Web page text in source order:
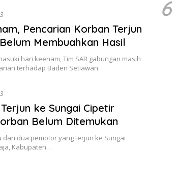
Pencarian Korban Terjun
Membuahkan Hasil
hari keenam, Tim SAR gabungan masih
terhadap Baden Setiawan…
ke Sungai Cipetir
Belum Ditemukan
dari dua pemotor yang terjun ke Sungai
Kabupaten…
6